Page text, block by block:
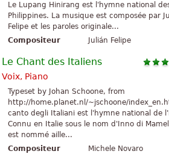
Le Lupang Hinirang est l'hymne national
Philippines. La musique est composée par
Felipe et les paroles originale...
Compositeur
Julián Felipe
Le Chant des Italiens
Voix, Piano
Typeset by Johan Schoone, from
http://home.planet.nl/~jschoone/
canto degli Italiani est l'hymne national de
Connu en Italie sous le nom d'Inno di
est nommé aille...
Compositeur
Michele Novaro